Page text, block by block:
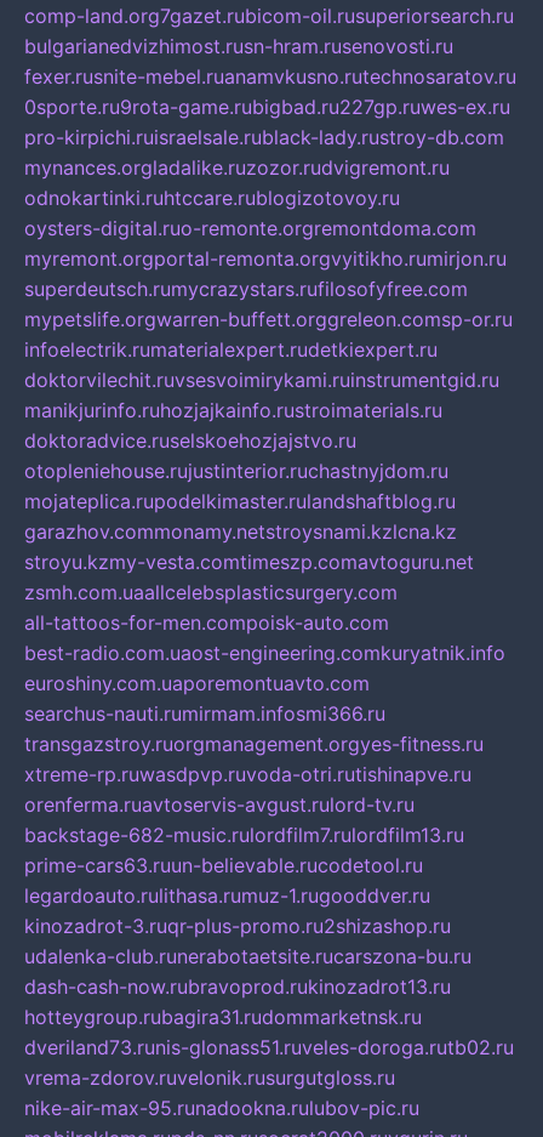
comp-land.org7gazet.rubicom-oil.rusuperiorsearch.ru
bulgarianedvizhimost.rusn-hram.rusenovosti.ru
fexer.rusnite-mebel.ruanamvkusno.rutechnosaratov.ru
0sporte.ru9rota-game.rubigbad.ru227gp.ruwes-ex.ru
pro-kirpichi.ruisraelsale.rublack-lady.rustroy-db.com
mynances.orgladalike.ruzozor.rudvigremont.ru
odnokartinki.ruhtccare.rublogizotovoy.ru
oysters-digital.ruo-remonte.orgremontdoma.com
myremont.orgportal-remonta.orgvyitikho.rumirjon.ru
superdeutsch.rumycrazystars.rufilosofyfree.com
mypetslife.orgwarren-buffett.orggreleon.comsp-or.ru
infoelectrik.rumaterialexpert.rudetkiexpert.ru
doktorvilechit.ruvsesvoimirykami.ruinstrumentgid.ru
manikjurinfo.ruhozjajkainfo.rustroimaterials.ru
doktoradvice.ruselskoehozjajstvo.ru
otopleniehouse.rujustinterior.ruchastnyjdom.ru
mojateplica.rupodelkimaster.rulandshaftblog.ru
garazhov.commonamy.netstroysnami.kzlcna.kz
stroyu.kzmy-vesta.comtimeszp.comavtoguru.net
zsmh.com.uaallcelebsplasticsurgery.com
all-tattoos-for-men.compoisk-auto.com
best-radio.com.uaost-engineering.comkuryatnik.info
euroshiny.com.uaporemontuavto.com
searchus-nauti.rumirmam.infosmi366.ru
transgazstroy.ruorgmanagement.orgyes-fitness.ru
xtreme-rp.ruwasdpvp.ruvoda-otri.rutishinapve.ru
orenferma.ruavtoservis-avgust.rulord-tv.ru
backstage-682-music.rulordfilm7.rulordfilm13.ru
prime-cars63.ruun-believable.rucodetool.ru
legardoauto.rulithasa.rumuz-1.rugooddver.ru
kinozadrot-3.ruqr-plus-promo.ru2shizashop.ru
udalenka-club.runerabotaetsite.rucarszona-bu.ru
dash-cash-now.rubravoprod.rukinozadrot13.ru
hotteygroup.rubagira31.rudommarketnsk.ru
dveriland73.runis-glonass51.ruveles-doroga.rutb02.ru
vrema-zdorov.ruvelonik.rusurgutgloss.ru
nike-air-max-95.runadookna.rulubov-pic.ru